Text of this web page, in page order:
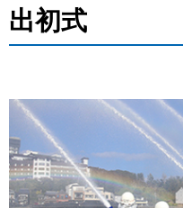
出初式